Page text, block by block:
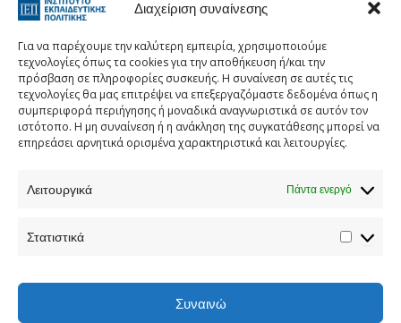
Διαχείριση συναίνεσης
Για να παρέχουμε την καλύτερη εμπειρία, χρησιμοποιούμε
τεχνολογίες όπως τα cookies για την αποθήκευση ή/και την
πρόσβαση σε πληροφορίες συσκευής. Η συναίνεση σε αυτές τις
τεχνολογίες θα μας επιτρέψει να επεξεργαζόμαστε δεδομένα όπως η
συμπεριφορά περιήγησης ή μοναδικά αναγνωριστικά σε αυτόν τον
ιστότοπο. Η μη συναίνεση ή η ανάκληση της συγκατάθεσης μπορεί να
επηρεάσει αρνητικά ορισμένα χαρακτηριστικά και λειτουργίες.
Λειτουργικά Πάντα ενεργό
Στατιστικά
Συναινώ
εμπορικής προώθησης και να
ενεργοποιήσετε αυτό το περιεχόμενο
Αν. Τσόχα 36, Αθήνα, Τ.Κ. 11521